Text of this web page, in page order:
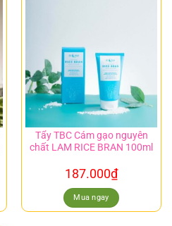
Tẩy TBC Cám gạo nguyên
chất LAM RICE BRAN 100ml
187.000₫
Mua ngay